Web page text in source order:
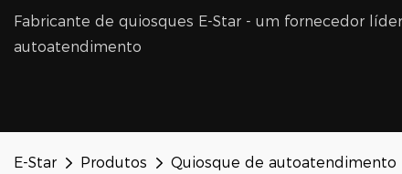
Fabricante de quiosques E-Star - um fornecedor
autoatendimento
E-Star Produtos
Quiosque de autoatendimento